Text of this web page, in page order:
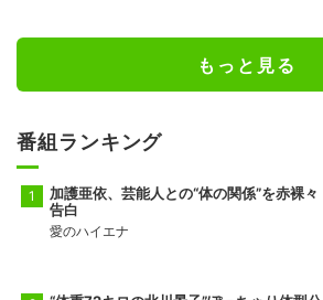
もっと見る
番組ランキング
加護亜依、芸能人との“体の関係”を赤裸々
告白
愛のハイエナ